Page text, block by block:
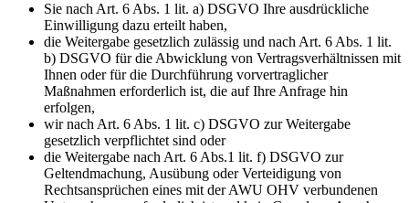
Sie nach Art. 6 Abs. 1 lit. a) DSGVO Ihre ausdrückliche
Einwilligung dazu erteilt haben,
die Weitergabe gesetzlich zulässig und nach Art. 6 Abs. 1 lit.
b) DSGVO für die Abwicklung von Vertragsverhältnissen mit
Ihnen oder für die Durchführung vorvertraglicher
Maßnahmen erforderlich ist, die auf Ihre Anfrage hin
erfolgen,
wir nach Art. 6 Abs. 1 lit. c) DSGVO zur Weitergabe
gesetzlich verpflichtet sind oder
die Weitergabe nach Art. 6 Abs.1 lit. f) DSGVO zur
Geltendmachung, Ausübung oder Verteidigung von
Rechtsansprüchen eines mit der AWU OHV verbundenen